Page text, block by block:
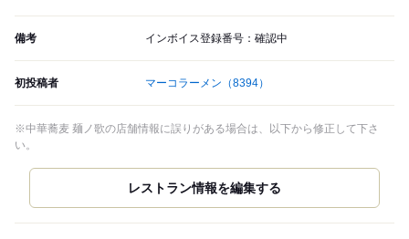
備考 インボイス登録番号：確認中
初投稿者 マーコラーメン （8394）
※中華蕎麦 麺ノ歌の店舗情報に誤りがある場合は、以下から修正して下さ
い。